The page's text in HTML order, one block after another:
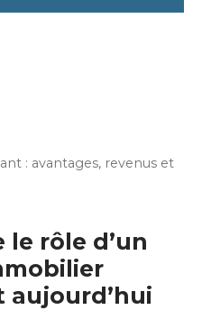
: avantages, revenus et
le rôle d’un